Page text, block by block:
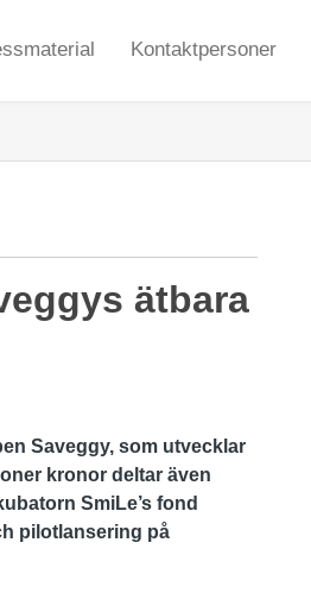
Kontaktpersoner
ätbara
Saveggy, som utvecklar
kronor deltar även
SmiLe’s fond
pilotlansering på